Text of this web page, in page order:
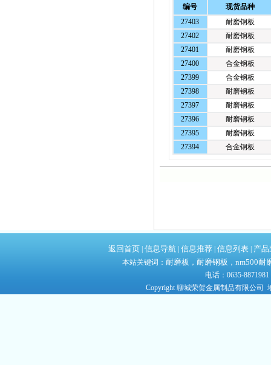
编号
现货品种
27403
耐磨钢板
27402
耐磨钢板
27401
耐磨钢板
27400
合金钢板
27399
合金钢板
27398
耐磨钢板
27397
耐磨钢板
27396
耐磨钢板
27395
耐磨钢板
27394
合金钢板
返回首页 信息导航 信息推荐 信息列表 产
本站关键词： 耐磨板 ， 耐磨钢板 ， nm500耐
电话：0635-
Copyright 聊城荣贺金属制品有限公